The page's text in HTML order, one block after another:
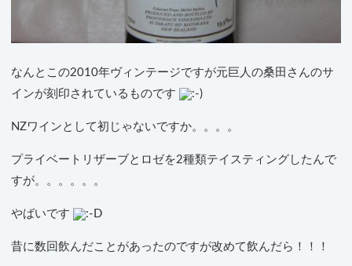
なんとこの2010年ヴィンテージですが元巨人の桑田さんのサ
インが刻印されているものです
NZワインとして初じゃないですか。。。。
プライベートリザーブとロゼを2種類テイスティングしたんで
すが。。。。。。
やばいです
昔に数回飲んだことがあったのですが改めて飲んだら！！！